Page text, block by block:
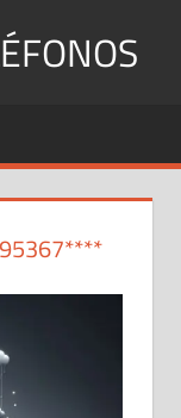
95367****